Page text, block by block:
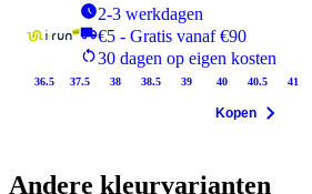
2-3 werkdagen
€5 - Gratis vanaf €90
30 dagen op eigen kosten
36.5 37.5 38 38.5 39 40 40.5 41
Kopen
Andere kleurvarianten